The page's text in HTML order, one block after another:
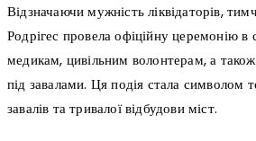
Відзначаючи мужність ліквідаторів,
Родрігес провела офіційну церемонію
медикам, цивільним волонтерам, а
під завалами. Ця подія стала символом
завалів та тривалої відбудови міст.